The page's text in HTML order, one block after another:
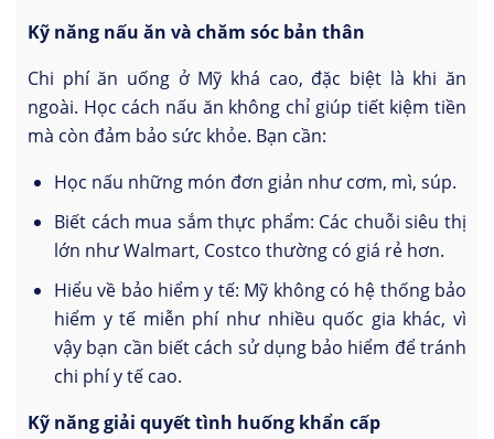
Kỹ năng nấu ăn và chăm sóc bản thân
Chi phí ăn uống ở Mỹ khá cao, đặc biệt là khi ăn
ngoài. Học cách nấu ăn không chỉ giúp tiết kiệm tiền
mà còn đảm bảo sức khỏe. Bạn cần:
Học nấu những món đơn giản như cơm, mì, súp.
Biết cách mua sắm thực phẩm: Các chuỗi siêu thị
lớn như Walmart, Costco thường có giá rẻ hơn.
Hiểu về bảo hiểm y tế: Mỹ không có hệ thống bảo
hiểm y tế miễn phí như nhiều quốc gia khác, vì
vậy bạn cần biết cách sử dụng bảo hiểm để tránh
chi phí y tế cao.
Kỹ năng giải quyết tình huống khẩn cấp